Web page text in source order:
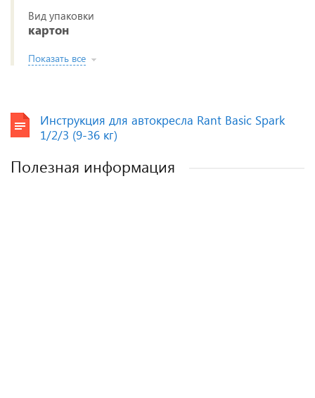
Вид упаковки
картон
Показать все
Инструкция для автокресла Rant Basic Spark
1/2/3 (9-36 кг)
Полезная информация